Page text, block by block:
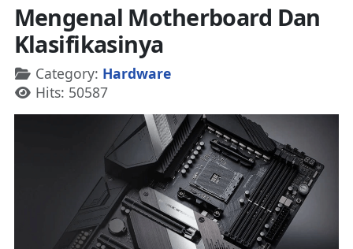
Mengenal Motherboard Dan
Klasifikasinya
Details
Category: Hardware
Hits: 50587